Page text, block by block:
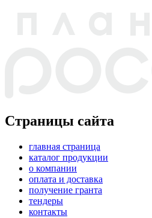
Страницы сайта
главная страница
каталог продукции
о компании
оплата и доставка
получение гранта
тендеры
контакты